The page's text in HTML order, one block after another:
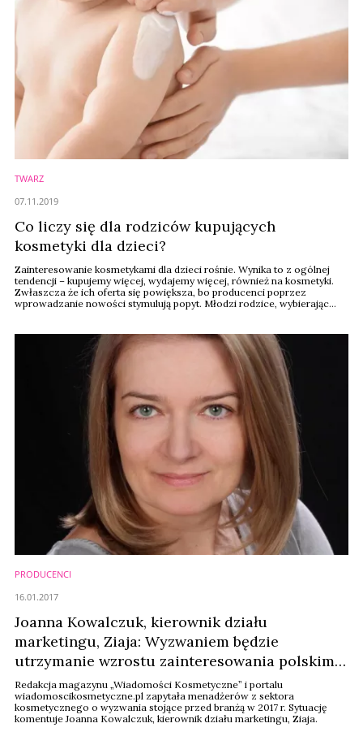
TWARZ
Co liczy się dla rodziców kupujących
kosmetyki dla dzieci?
Zainteresowanie kosmetykami dla dzieci rośnie. Wynika to z ogólnej
tendencji – kupujemy więcej, wydajemy więcej, również na kosmetyki.
Zwłaszcza że ich oferta się powiększa, bo producenci poprzez
wprowadzanie nowości stymulują popyt. Młodzi rodzice, wybierając
mam i ojców.
07.11.2019
PRODUCENCI
Joanna Kowalczuk, kierownik działu
marketingu, Ziaja: Wyzwaniem będzie
utrzymanie wzrostu zainteresowania polskimi
produktami
Redakcja magazynu „Wiadomości Kosmetyczne” i portalu
wiadomoscikosmetyczne.pl zapytała menadżerów z sektora
kosmetycznego o wyzwania stojące przed branżą w 2017 r. Sytuację
komentuje Joanna Kowalczuk, kierownik działu marketingu, Ziaja.
16.01.2017